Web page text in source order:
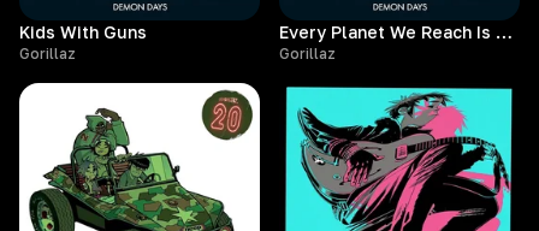
Kids With Guns
Gorillaz
Every Planet We Reach Is Dead
Gorillaz